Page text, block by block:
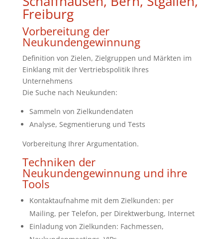
Freiburg
Vorbereitung der
Neukundengewinnung
Definition von Zielen, Zielgruppen und Märkten im
Einklang mit der Vertriebspolitik Ihres
Unternehmens
Die Suche nach Neukunden:
Sammeln von Zielkundendaten
Analyse, Segmentierung und Tests
Vorbereitung Ihrer Argumentation.
Techniken der
Neukundengewinnung und ihre
Tools
Kontaktaufnahme mit dem Zielkunden: per
Mailing, per Telefon, per Direktwerbung, Internet
Einladung von Zielkunden: Fachmessen,